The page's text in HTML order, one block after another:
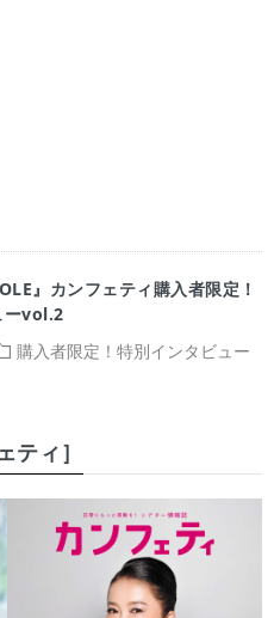
購入者限定！特別インタビュー
』カンフェティ購入者限定！
ーvol.2
ティ］